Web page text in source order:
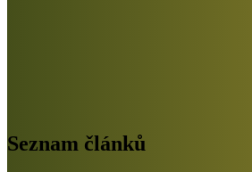
Seznam článků